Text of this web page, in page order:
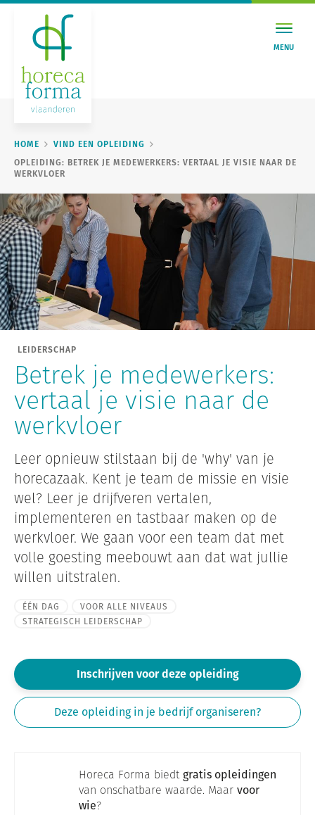
MENU
HOME
VIND EEN OPLEIDING
OPLEIDING: BETREK JE MEDEWERKERS: VERTAAL JE VISIE NAAR DE
WERKVLOER
LEIDERSCHAP
Betrek je medewerkers:
vertaal je visie naar de
werkvloer
Leer opnieuw stilstaan bij de 'why' van je
horecazaak. Kent je team de missie en visie
wel? Leer je drijfveren vertalen,
implementeren en tastbaar maken op de
werkvloer. We gaan voor een team dat met
volle goesting meebouwt aan dat wat jullie
willen uitstralen.
ÉÉN DAG
VOOR ALLE NIVEAUS
STRATEGISCH LEIDERSCHAP
Inschrijven voor deze opleiding
Deze opleiding in je bedrijf organiseren?
Horeca Forma biedtgratis opleidingen
van onschatbare waarde. Maar voor
wie?